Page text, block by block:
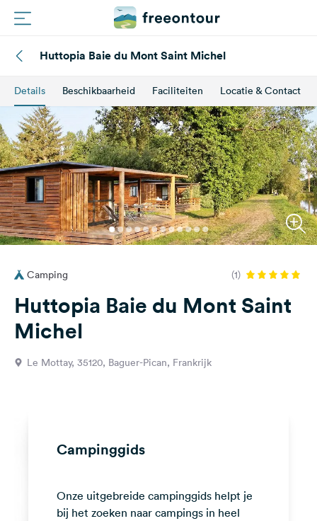
Routes
Campings
Magazine
Partners
Registreren
Inloggen
Vragen &
Feedback
Taal:
Nederlands
Facebook
Huttopia Baie du Mont Saint Michel
Details Beschikbaarheid Faciliteiten Locatie & Contact
Camping (1)
Huttopia Baie du Mont Saint
Michel
Le Mottay, 35120, Baguer-Pican, Frankrijk
Campinggids
Onze uitgebreide campinggids helpt je
bij het zoeken naar campings in heel